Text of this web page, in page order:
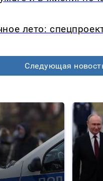
лето:
Следующая